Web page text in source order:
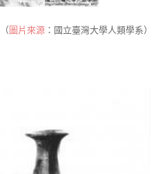
圖片來源 ：國立臺灣大學人類學系）